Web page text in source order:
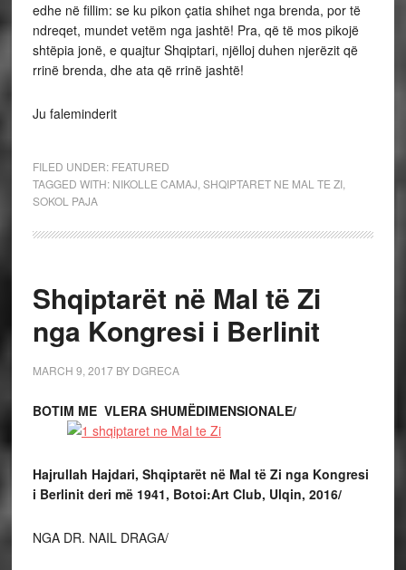
edhe në fillim: se ku pikon çatia shihet nga brenda, por të
ndreqet, mundet vetëm nga jashtë! Pra, që të mos pikojë
shtëpia jonë, e quajtur Shqiptari, njëlloj duhen njerëzit që
rrinë brenda, dhe ata që rrinë jashtë!
Ju faleminderit
FILED UNDER: FEATURED
TAGGED WITH: NIKOLLE CAMAJ SHQIPTARET NE MAL TE ZI,
SOKOL PAJA
Shqiptarët në Mal të Zi
nga Kongresi i Berlinit
MARCH 9, 2017BY DGRECA
BOTIM ME VLERA SHUMËDIMENSIONALE/
Hajrullah Hajdari, Shqiptarët në Mal të Zi nga Kongresi
i Berlinit deri më 1941, Botoi:Art Club, Ulqin, 2016/
NGA DR. NAIL DRAGA/